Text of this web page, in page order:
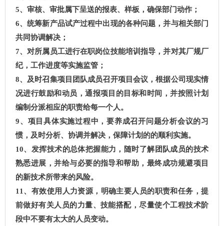
5、审核、审批属下呈送的报表、样板，确保部门动作；
6、统筹新产品试产过程中出现的各种问题，并与相关部门
共同协调解决；
7、对所属员工进行在职岗位技能培训指导，并对其厂规厂
纪，工作进度等实施监管；
8、及时召集项目团队成员召开项目会议，根据公司现实情
况进行鼓励和动员，通报项目的目标和时间，并按照计划
编制分派相应的职责给每一个人。
9、项目具体实施过程中，要养成召开问题分析会议的习
惯，及时分析、协调并解决，保障计划的的顺利实施。
10、发挥技术的总体把握能力，随时了解团队成员的技术
熟悉进展，并给与必要的指导和帮助，最终成功规避项目
的新技术所带来的风险。
11 、有效使用人力资源，明确主要人员的职责和任务，提
前做好有关人员的力量、技能搭配，尽量使个工程技术阶
段中不要有太大的人员变动。